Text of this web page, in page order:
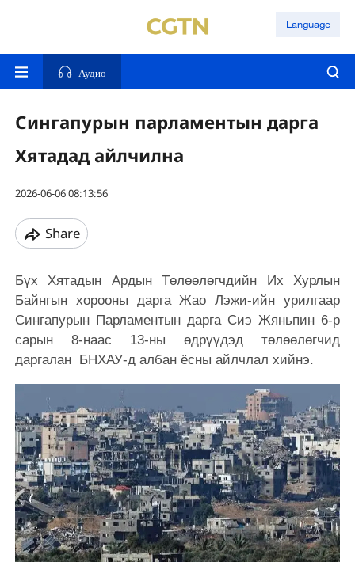
Language
Аудио
Сингапурын парламентын дарга
Хятадад айлчилна
2026-06-06 08:13:56
Share
Бүх Хятадын Ардын Төлөөлөгчдийн Их Хурлын
Байнгын хорооны дарга Жао Лэжи-ийн урилгаар
Сингапурын Парламентын дарга Сиэ Жяньпин 6-р
сарын 8-наас 13-ны өдрүүдэд төлөөлөгчид
даргалан БНХАУ-д албан ёсны айлчлал хийнэ.